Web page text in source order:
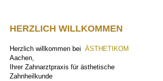
HERZLICH WILLKOMMEN
Herzlich willkommen bei ÄSTHETIKOM
Aachen,
Ihrer Zahnarztpraxis für ästhetische
Zahnheilkunde